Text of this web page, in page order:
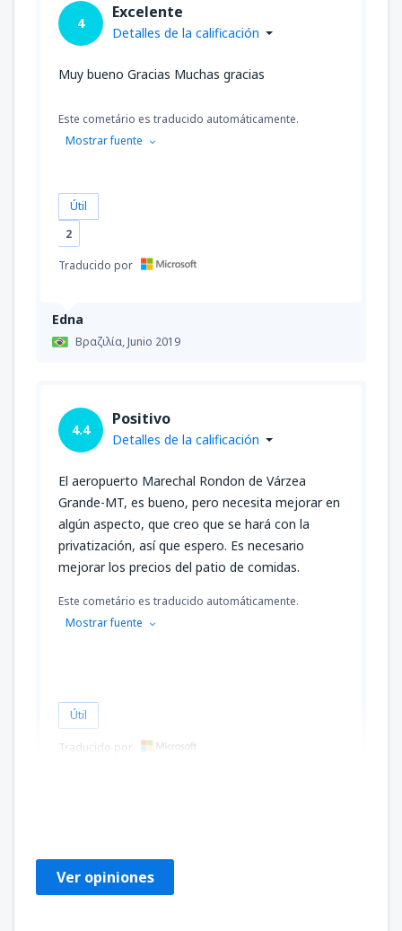
Edna
Βραζιλία,Junio 2019
4
Excelente
Detalles de la calificación
Muy bueno Gracias Muchas gracias
Este cometário es traducido automáticamente.
Mostrar fuente
Útil
2
Traducido por
4.4
Positivo
Detalles de la calificación
El aeropuerto Marechal Rondon de Várzea
Grande-MT, es bueno, pero necesita mejorar en
algún aspecto, que creo que se hará con la
privatización, así que espero. Es necesario
mejorar los precios del patio de comidas.
Este cometário es traducido automáticamente.
Mostrar fuente
Útil
Traducido por
Ver opiniones